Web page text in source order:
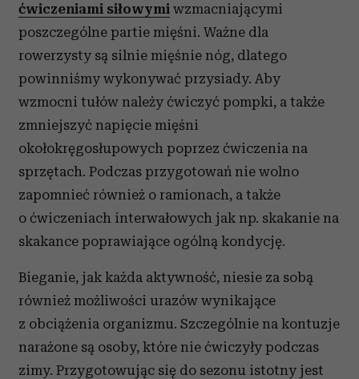
ćwiczeniami siłowymi wzmacniającymi
poszczególne partie mięśni. Ważne dla
rowerzysty są silnie mięśnie nóg, dlatego
powinniśmy wykonywać przysiady. Aby
wzmocni tułów należy ćwiczyć pompki, a także
zmniejszyć napięcie mięśni
okołokręgosłupowych poprzez ćwiczenia na
sprzętach. Podczas przygotowań nie wolno
zapomnieć również o ramionach, a także
o ćwiczeniach interwałowych jak np. skakanie na
skakance poprawiające ogólną kondycję.
Bieganie, jak każda aktywność, niesie za sobą
również możliwości urazów wynikające
z obciążenia organizmu. Szczególnie na kontuzje
narażone są osoby, które nie ćwiczyły podczas
zimy. Przygotowując się do sezonu istotny jest